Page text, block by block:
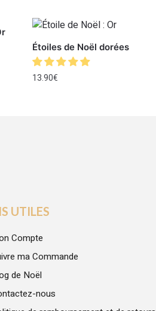
Étoiles de Noël dorées
13.90€
UTILES
Compte
ma Commande
de Noël
nous